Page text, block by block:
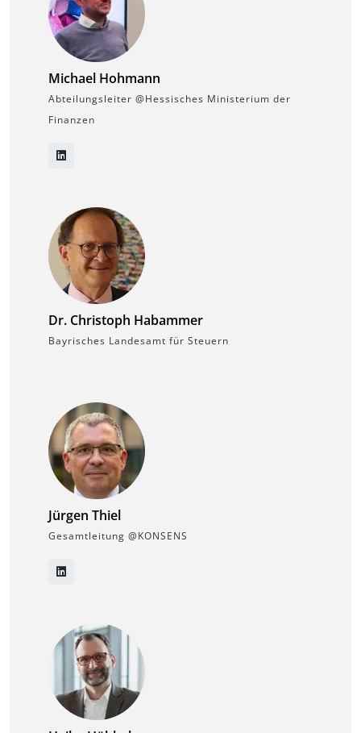
Michael Hohmann
Abteilungsleiter @Hessisches Ministerium der
Finanzen
Dr. Christoph Habammer
Bayrisches Landesamt für Steuern
Jürgen Thiel
Gesamtleitung @KONSENS